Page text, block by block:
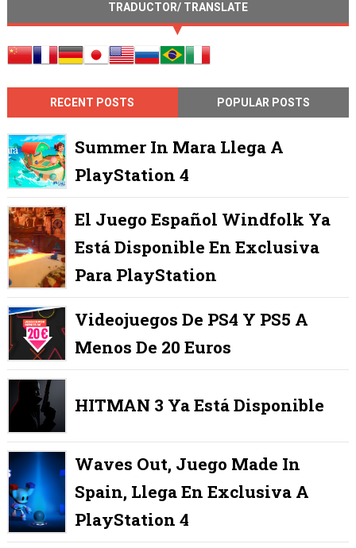
TRADUCTOR/ TRANSLATE
RECENT POSTS POPULAR POSTS
Summer In Mara Llega A
PlayStation 4
El Juego Español Windfolk Ya
Está Disponible En Exclusiva
Para PlayStation
Videojuegos De PS4 Y PS5 A
Menos De 20 Euros
HITMAN 3 Ya Está Disponible
Waves Out, Juego Made In
Spain, Llega En Exclusiva A
PlayStation 4